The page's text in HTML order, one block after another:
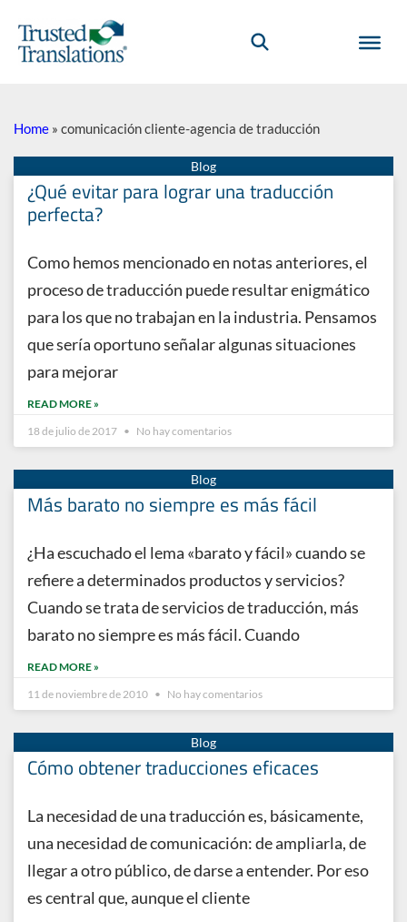
Home » comunicación cliente-agencia de traducción
¿Qué evitar para lograr una traducción
perfecta?
Como hemos mencionado en notas anteriores, el
proceso de traducción puede resultar enigmático
para los que no trabajan en la industria. Pensamos
que sería oportuno señalar algunas situaciones
para mejorar
READ MORE »
18 de julio de 2017
No hay comentarios
Más barato no siempre es más fácil
¿Ha escuchado el lema «barato y fácil» cuando se
refiere a determinados productos y servicios?
Cuando se trata de servicios de traducción, más
barato no siempre es más fácil. Cuando
READ MORE »
11 de noviembre de 2010
No hay comentarios
Cómo obtener traducciones eficaces
La necesidad de una traducción es, básicamente,
una necesidad de comunicación: de ampliarla, de
llegar a otro público, de darse a entender. Por eso
es central que, aunque el cliente